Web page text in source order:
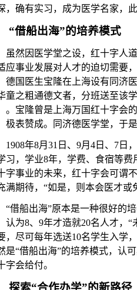
，确有实习，成为医学名家，
“借船出海”的培养模式
虽然因医学堂之设，红十字人
应事业发展对人才的迫切需要
德国医生宝隆在上海设有同济
童之粗通德文者，分班送至该
。宝隆曾是上海万国红十字会
极表赞成。同济德医学堂，于
1908年8月 31 日、 9月 4 日、 7 日
习，学业8年，学费、食宿等费
字事业的未来，红十字会可谓
满期待，“如是，则本会医才或
“借船出海”原本是一种很好的
认为8、 9年才造就20名人才，“
，尽可每年选送10名学生入学
是“借船出海”的培养模式，认
字会给付。
探索“合作办学”的新路径